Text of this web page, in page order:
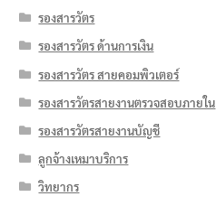
รองสารวัตร
รองสารวัตร ด้านการเงิน
รองสารวัตร สายคอมพิวเตอร์
รองสารวัตรสายงานตรวจสอบภายใน
รองสารวัตรสายงานบัญชี
ลูกจ้างเหมาบริการ
วิทยากร